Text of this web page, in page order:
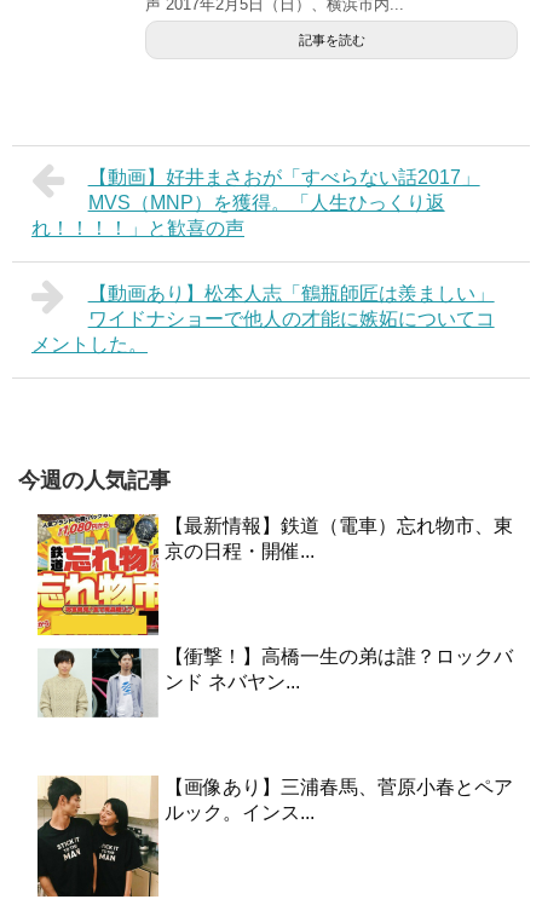
声 2017年2月5日（日）、横浜市内...
記事を読む
【動画】好井まさおが「すべらない話2017」
MVS（MNP）を獲得。「人生ひっくり返
れ！！！！」と歓喜の声
【動画あり】松本人志「鶴瓶師匠は羨ましい」
ワイドナショーで他人の才能に嫉妬についてコ
メントした。
今週の人気記事
【最新情報】鉄道（電車）忘れ物市、東
京の日程・開催...
【衝撃！】高橋一生の弟は誰？ロックバ
ンド ネバヤン...
【画像あり】三浦春馬、菅原小春とペア
ルック。インス...